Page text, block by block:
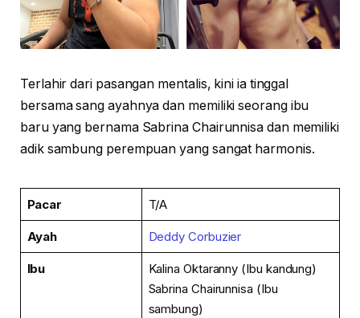
Terlahir dari pasangan mentalis, kini ia tinggal
bersama sang ayahnya dan memiliki seorang ibu
baru yang bernama Sabrina Chairunnisa dan memiliki
adik sambung perempuan yang sangat harmonis.
Pacar T/A
Ayah Deddy Corbuzier
Ibu
Kalina Oktaranny (Ibu kandung)
Sabrina Chairunnisa (Ibu
sambung)